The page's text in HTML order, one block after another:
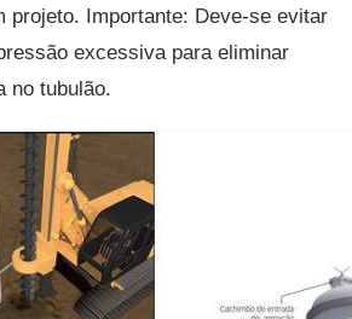
projeto. Importante: Deve-se evitar
excessiva para eliminar
no tubulão.